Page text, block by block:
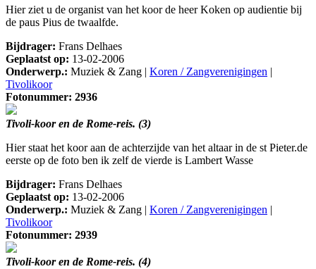
Hier ziet u de organist van het koor de heer Koken op audientie bij
de paus Pius de twaalfde.
Bijdrager: Frans Delhaes
Geplaatst op: 13-02-2006
Onderwerp.: Muziek & Zang | Koren / Zangverenigingen |
Tivolikoor
Fotonummer: 2936
Tivoli-koor en de Rome-reis. (3)
Hier staat het koor aan de achterzijde van het altaar in de st Pieter.de
eerste op de foto ben ik zelf de vierde is Lambert Wasse
Bijdrager: Frans Delhaes
Geplaatst op: 13-02-2006
Onderwerp.: Muziek & Zang | Koren / Zangverenigingen |
Tivolikoor
Fotonummer: 2939
Tivoli-koor en de Rome-reis. (4)